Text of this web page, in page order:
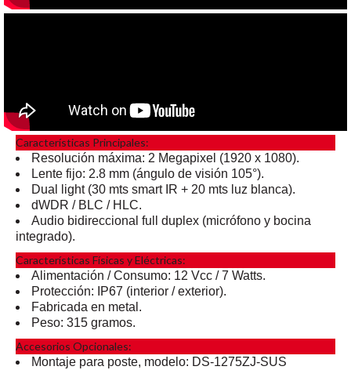
Características Principales:
Resolución máxima: 2 Megapixel (1920 x 1080).
Lente fijo: 2.8 mm (ángulo de visión 105°).
Dual light (30 mts smart IR + 20 mts luz blanca).
dWDR / BLC / HLC.
Audio bidireccional full duplex (micrófono y bocina
integrado).
Características Físicas y Eléctricas:
Alimentación / Consumo: 12 Vcc / 7 Watts.
Protección: IP67 (interior / exterior).
Fabricada en metal.
Peso: 315 gramos.
Accesorios Opcionales:
Montaje para poste, modelo: DS-1275ZJ-SUS